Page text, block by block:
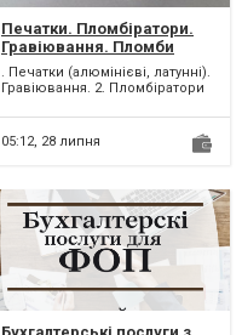
Печатки. Пломбіратори.
Гравіювання. Пломби
свинцеві. Дріт
пломбувальний.
. Печатки (алюмінієві, латунні).
Гравіювання. 2. Пломбіратори
пломбам...
05:12, 28 липня